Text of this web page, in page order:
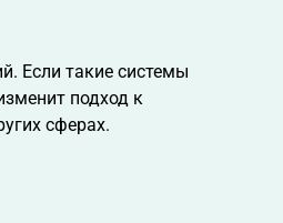
Если такие системы
подход к
сферах.